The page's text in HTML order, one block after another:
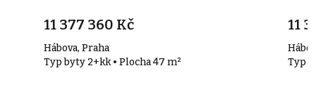
11 377 360 Kč
Hábova, Praha
Typ byty 2+kk • Plocha 47 m²
11
Typ